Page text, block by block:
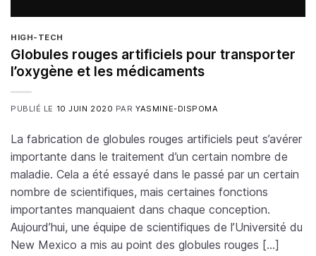
HIGH-TECH
Globules rouges artificiels pour transporter
l’oxygène et les médicaments
PUBLIÉ LE 10 JUIN 2020 PARYASMINE-DISPOMA
La fabrication de globules rouges artificiels peut s’avérer
importante dans le traitement d’un certain nombre de
maladie. Cela a été essayé dans le passé par un certain
nombre de scientifiques, mais certaines fonctions
importantes manquaient dans chaque conception.
Aujourd’hui, une équipe de scientifiques de l’Université du
New Mexico a mis au point des globules rouges […]